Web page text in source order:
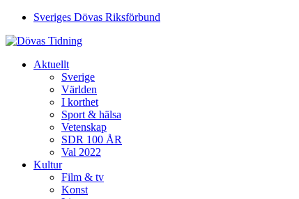
Sveriges Dövas Riksförbund
Aktuellt
Sverige
Världen
I korthet
Sport & hälsa
Vetenskap
SDR 100 ÅR
Val 2022
Kultur
Film & tv
Konst